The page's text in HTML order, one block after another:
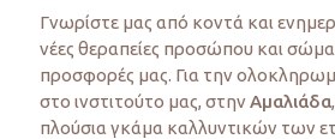
Γνωρίστε μας από κοντά και
νέες θεραπείες προσώπου και
προσφορές μας. Για την
στο ινστιτούτο μας, στην Αμαλιάδα
πλούσια γκάμα καλλυντικών των